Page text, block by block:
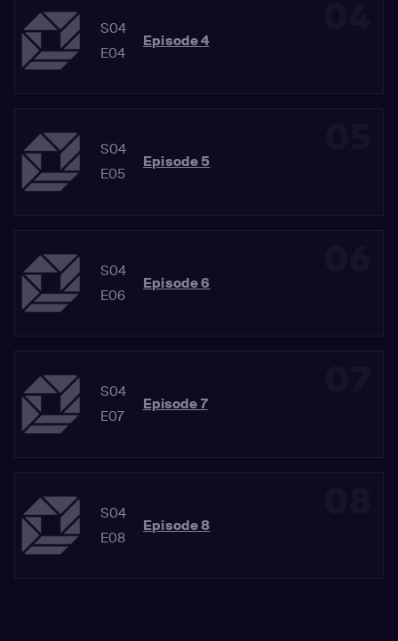
S04
E04
Episode 4
S04
E05
Episode 5
S04
E06
Episode 6
S04
E07
Episode 7
S04
E08
Episode 8